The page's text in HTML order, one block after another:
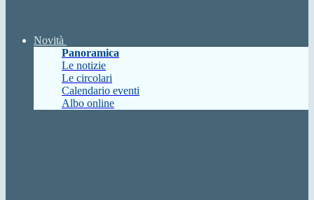
Novità
Panoramica
Le notizie
Le circolari
Calendario eventi
Albo online